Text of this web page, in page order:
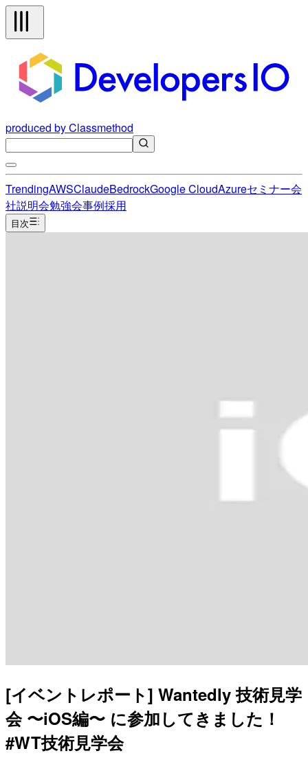
produced by Classmethod
TrendingAWSClaudeBedrockGoogle CloudAzureセミナー会
社説明会勉強会事例採用
目次
[イベントレポート] Wantedly 技術見学
会 〜iOS編〜 に参加してきました！
#WT技術見学会